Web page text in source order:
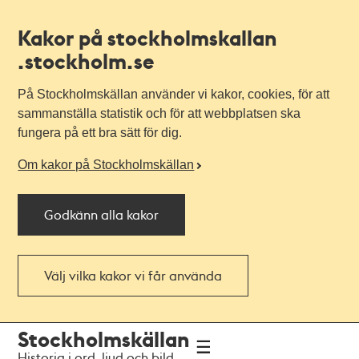
Kakor på stockholmskallan
.stockholm.se
På Stockholmskällan använder vi kakor, cookies, för att
sammanställa statistik och för att webbplatsen ska
fungera på ett bra sätt för dig.
Om kakor på Stockholmskällan
Godkänn alla kakor
Välj vilka kakor vi får använda
navigationen
huvudinnehållet
Stockholmskällan